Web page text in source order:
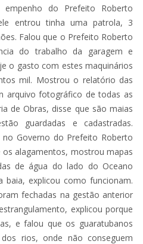
do Prefeito Roberto
entrou tinha uma patrola, 3
Falou que o Prefeito Roberto
do trabalho da garagem e
o gasto com estes maquinários
mil. Mostrou o relatório das
arquivo fotográfico de todas as
de Obras, disse que são maias
guardadas e cadastradas.
Governo do Prefeito Roberto
os alagamentos, mostrou mapas
de água do lado do Oceano
baia, explicou como funcionam.
fechadas na gestão anterior
explicou porque
e falou que os guaratubanos
rios, onde não conseguem